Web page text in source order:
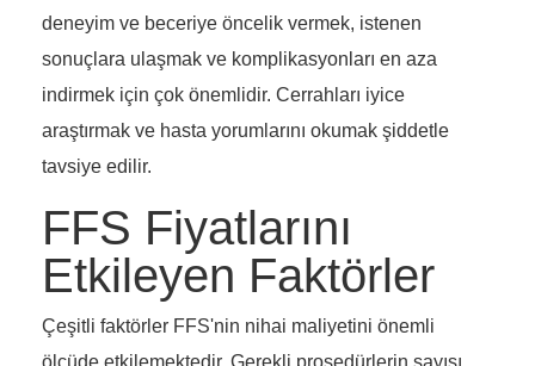
deneyim ve beceriye öncelik vermek, istenen
sonuçlara ulaşmak ve komplikasyonları en aza
indirmek için çok önemlidir. Cerrahları iyice
araştırmak ve hasta yorumlarını okumak şiddetle
tavsiye edilir.
FFS Fiyatlarını
Etkileyen Faktörler
Çeşitli faktörler FFS'nin nihai maliyetini önemli